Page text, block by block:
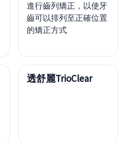
進行齒列矯正，以使牙
齒可以排列至正確位置
的矯正方式
透舒麗TrioClear